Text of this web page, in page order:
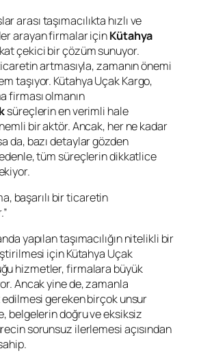
arası taşımacılıkta hızlı ve
arayan firmalar içinKütahya
çekici bir çözüm sunuyor.
artmasıyla, zamanın önemi
taşıyor. Kütahya Uçak Kargo,
firması olmanın
süreçlerin en verimli hale
bir aktör. Ancak, her ne kadar
da, bazı detaylar gözden
tüm süreçlerin dikkatlice
başarılı bir ticaretin
yapılan taşımacılığın nitelikli bir
için Kütahya Uçak
hizmetler, firmalara büyük
Ancak yine de, zamanla
edilmesi gereken birçok unsur
belgelerin doğru ve eksiksiz
sorunsuz ilerlemesi açısından